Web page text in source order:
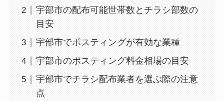
宇部市の配布可能世帯数とチラシ部数の
目安
宇部市でポスティングが有効な業種
宇部市のポスティング料金相場の目安
宇部市でチラシ配布業者を選ぶ際の注意
点